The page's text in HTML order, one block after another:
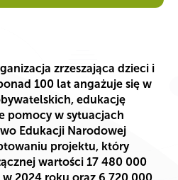
zrzeszająca dzieci i
100 lat angażuje się w
edukację
pomocy w sytuacjach
Edukacji Narodowej
projektu, który
wartości 17 480 000